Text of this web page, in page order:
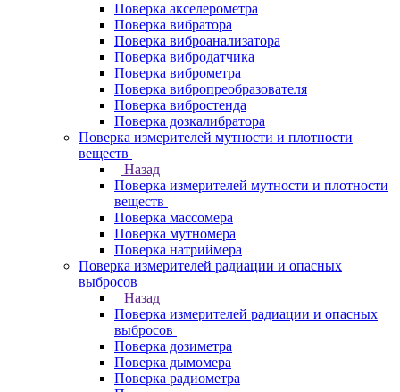
Поверка акселерометра
Поверка вибратора
Поверка виброанализатора
Поверка вибродатчика
Поверка виброметра
Поверка вибропреобразователя
Поверка вибростенда
Поверка дозкалибратора
Поверка измерителей мутности и плотности
веществ
Назад
Поверка измерителей мутности и плотности
веществ
Поверка массомера
Поверка мутномера
Поверка натриймера
Поверка измерителей радиации и опасных
выбросов
Назад
Поверка измерителей радиации и опасных
выбросов
Поверка дозиметра
Поверка дымомера
Поверка радиометра